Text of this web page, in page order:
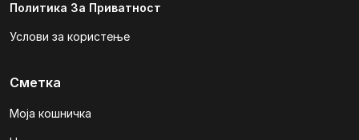
Политика За Приватност
Услови за користење
Сметка
Моја кошничка